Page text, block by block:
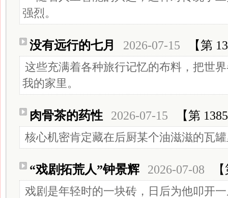
强烈。
没有远行的七月 2026-07-15 【第
这些充满着各种旅行记忆的布料，把世
我的家里。
肉骨茶的药性 2026-07-15 【第
核心机密肯定藏在后厨某个油滋滋的瓦
“戏剧拓荒人”钟景辉 2026-07-08
戏剧是年轻时的一块砖，日后为他叩开